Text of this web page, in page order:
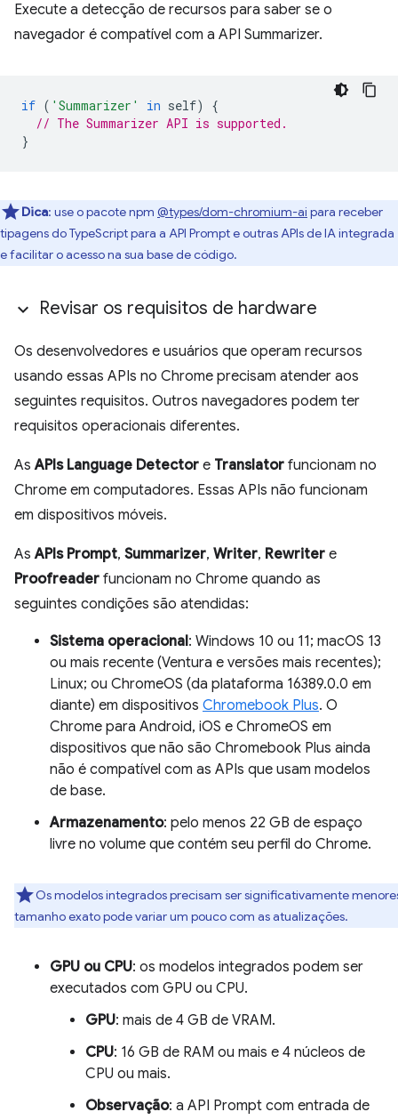
Execute a detecção de recursos para saber se o
navegador é compatível com a API Summarizer.
if ( 'Summarizer' in self)
{
// The Summarizer API is supported.
}
Dica: use o pacote npm @types/dom-chromium-ai para receber
tipagens do TypeScript para a API Prompt e outras APIs de IA integrada
e facilitar o acesso na sua base de código.
Revisar os requisitos de hardware
Os desenvolvedores e usuários que operam recursos
usando essas APIs no Chrome precisam atender aos
seguintes requisitos. Outros navegadores podem ter
requisitos operacionais diferentes.
AsAPIs Language Detector e Translator funcionam no
Chrome em computadores. Essas APIs não funcionam
em dispositivos móveis.
AsAPIs Prompt, Summarizer, Writer, Rewriter e
Proofreader funcionam no Chrome quando as
seguintes condições são atendidas:
Sistema operacional: Windows 10 ou 11; macOS 13
ou mais recente (Ventura e versões mais recentes);
Linux; ou ChromeOS (da plataforma 16389.0.0 em
diante) em dispositivos Chromebook Plus. O
Chrome para Android, iOS e ChromeOS em
dispositivos que não são Chromebook Plus ainda
não é compatível com as APIs que usam modelos
de base.
Armazenamento: pelo menos 22 GB de espaço
livre no volume que contém seu perfil do Chrome.
Os modelos integrados precisam ser significativamente
tamanho exato pode variar um pouco com as atualizações.
GPU ou CPU: os modelos integrados podem ser
executados com GPU ou CPU.
GPU: mais de 4 GB de VRAM.
CPU: 16 GB de RAM ou mais e 4 núcleos de
CPU ou mais.
Observação: a API Prompt com entrada de